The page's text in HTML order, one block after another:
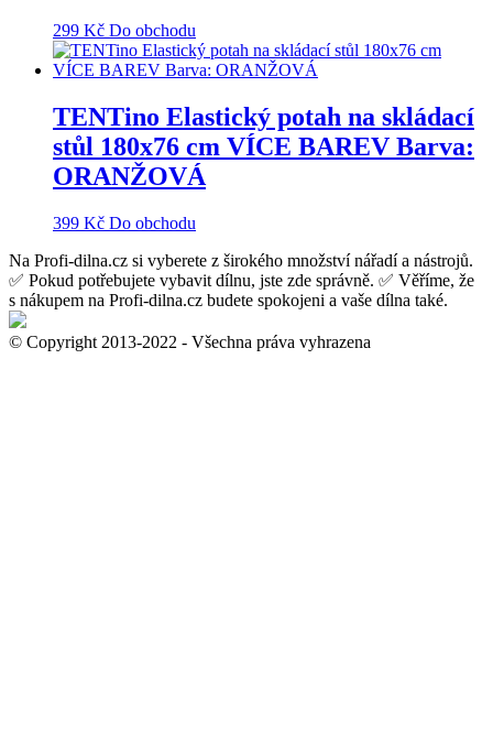
299 Kč Do obchodu
TENTino Elastický potah na skládací
stůl 180x76 cm VÍCE BAREV Barva:
ORANŽOVÁ
399 Kč Do obchodu
Na Profi-dilna.cz si vyberete z širokého množství nářadí a nástrojů.
✅ Pokud potřebujete vybavit dílnu, jste zde správně. ✅ Věříme, že
s nákupem na Profi-dilna.cz budete spokojeni a vaše dílna také.
© Copyright 2013-2022 - Všechna práva vyhrazena